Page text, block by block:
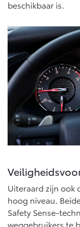
beschikbaar is.
Uiteraard zijn ook
hoog niveau.
Safety Sense-
weggebruikers te